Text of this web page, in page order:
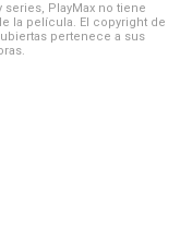
PlayMax no tiene
la película. El copyright de
pertenece a sus